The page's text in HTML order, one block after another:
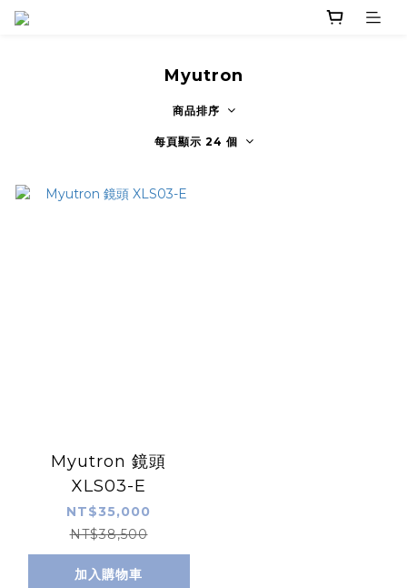
Myutron
商品排序
每頁顯示 24 個
Myutron 鏡頭
XLS03-E
NT$35,000
NT$38,500
加入購物車